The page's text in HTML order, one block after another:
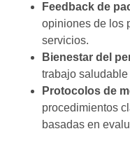
Feedback de
opiniones de los
servicios.
Bienestar del
trabajo saludable
Protocolos de
procedimientos
basadas en